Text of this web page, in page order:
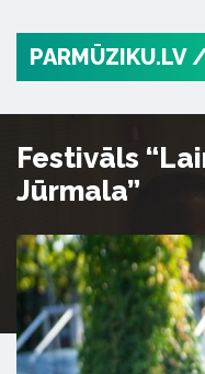
PARMŪZIKU.LV /
Festivāls
Jūrmala”